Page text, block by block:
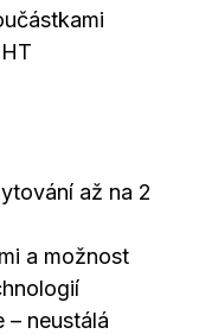
až na 2
a možnost
– neustálá